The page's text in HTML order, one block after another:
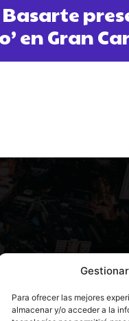
Para ofrecer las mejores
almacenar y/o acceder a la
en Gran